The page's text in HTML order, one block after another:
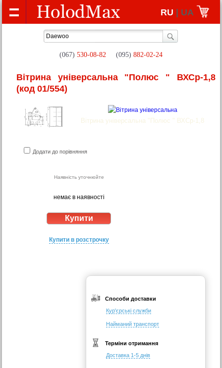
RU | UA
(067) 530-08-82 (095) 882-02-24
Вітрина універсальна "Полюс " ВХСр-1,8
(код 01/554)
Вітрина універсальна "Полюс " ВХСр-1,8
Додати до порівняння
Наявність уточнюйте
немає в наявності
Купити в розстрочку
Способи доставки
Кур'єрські служби
Найманий транспорт
Терміни отримання
Доставка 1-5 днів